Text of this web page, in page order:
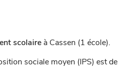
scolaire à Cassen (1 école).
sociale moyen (IPS) est de